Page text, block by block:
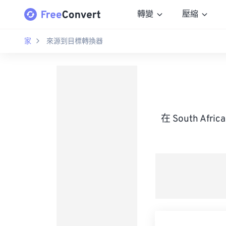
轉變 壓縮
家 來源到目標轉換器
在 South